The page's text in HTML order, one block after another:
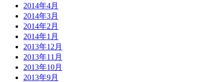
2014年4月
2014年3月
2014年2月
2014年1月
2013年12月
2013年11月
2013年10月
2013年9月